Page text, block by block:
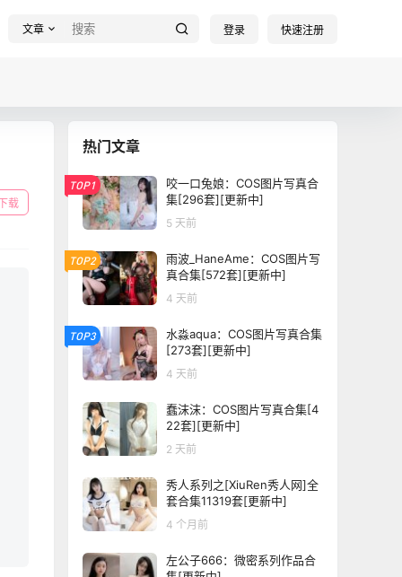
文章 登录 快速注册
载
热门文章
TOP1
咬一口兔娘：COS图片写真合
集[296套][更新中]
5 天前
TOP2
雨波_HaneAme：COS图片写
真合集[572套][更新中]
4 天前
TOP3
水淼aqua：COS图片写真合集
[273套][更新中]
4 天前
蠢沫沫：COS图片写真合集[4
22套][更新中]
2 天前
秀人系列之[XiuRen秀人网]全
套合集11319套[更新中]
4 个月前
左公子666：微密系列作品合